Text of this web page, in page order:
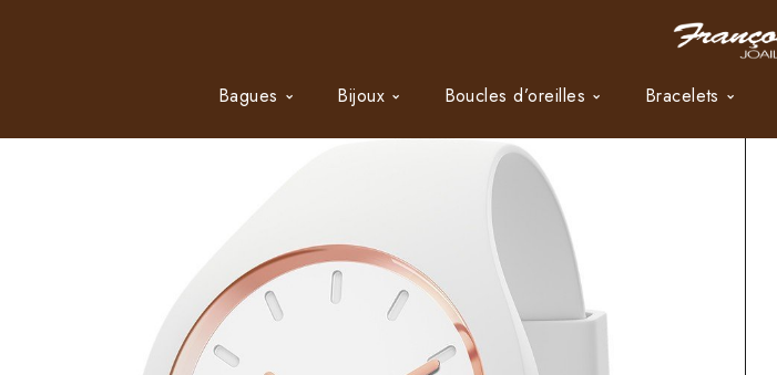
Bagues Bijoux Boucles d’oreilles Bracelets